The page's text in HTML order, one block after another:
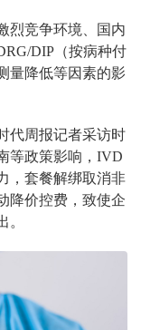
烈竞争环境、国内
DIP（按病种付
量降低等因素的影
代周报记者采访时
等政策影响，IVD
，套餐解绑取消非
降价控费，致使企
。